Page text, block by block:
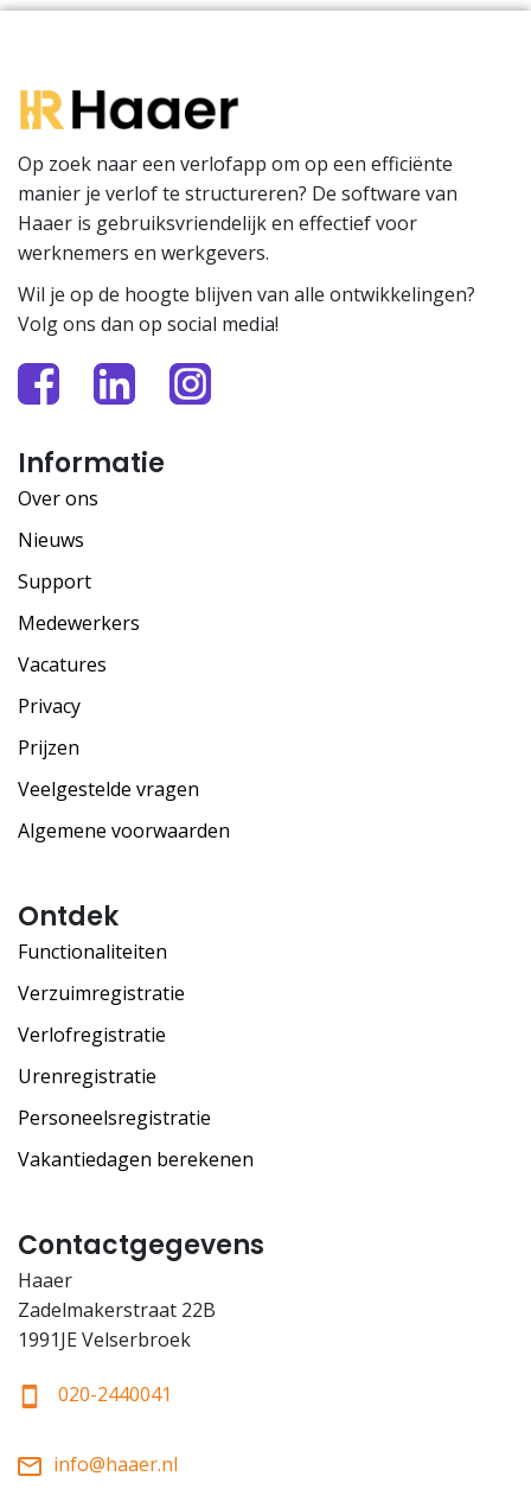
Op zoek naar een verlofapp om op een efficiënte
manier je verlof te structureren? De software van
Haaer is gebruiksvriendelijk en effectief voor
werknemers en werkgevers.
Wil je op de hoogte blijven van alle ontwikkelingen?
Volg ons dan op social media!
Informatie
Over ons
Nieuws
Support
Medewerkers
Vacatures
Privacy
Prijzen
Veelgestelde vragen
Algemene voorwaarden
Ontdek
Functionaliteiten
Verzuimregistratie
Verlofregistratie
Urenregistratie
Personeelsregistratie
Vakantiedagen berekenen
Contactgegevens
Haaer
Zadelmakerstraat 22B
1991JE Velserbroek
020-2440041
info@haaer.nl